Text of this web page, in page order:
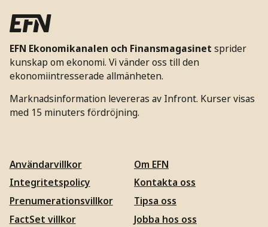
EFN Ekonomikanalen och Finansmagasinet sprider
kunskap om ekonomi. Vi vänder oss till den
ekonomiintresserade allmänheten.
Marknadsinformation levereras av Infront. Kurser visas
med 15 minuters fördröjning.
Användarvillkor
Integritetspolicy
Prenumerationsvillkor
FactSet villkor
Om EFN
Kontakta oss
Tipsa oss
Jobba hos oss